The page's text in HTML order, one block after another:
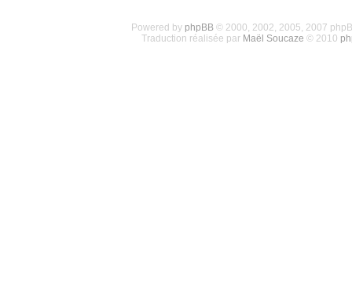
Powered by phpBB© 2000, 2002, 2005, 2007
Traduction réalisée par Maël Soucaze © 2010